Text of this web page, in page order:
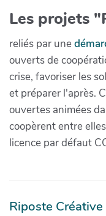
Les projets
reliés par une
ouverts de
crise, favoriser les
et préparer l'après.
ouvertes animées
coopèrent entre
licence par défaut
Riposte